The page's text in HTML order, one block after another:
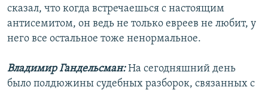
сказал, что когда встречаешься с настоящим
антисемитом, он ведь не только евреев не любит, у
него все остальное тоже ненормальное.
Владимир Гандельсман:На сегодняшний день
было полдюжины судебных разборок, связанных с